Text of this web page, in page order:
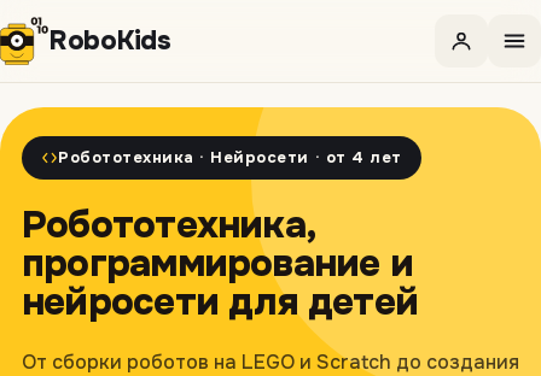
RoboKids
Робототехника · Нейросети · от 4 лет
Робототехника,
программирование и
нейросети для детей
От сборки роботов на LEGO и Scratch до создания